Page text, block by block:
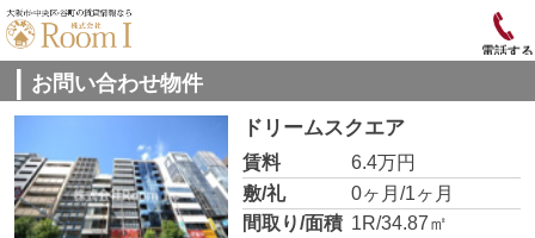
電話する
お問い合わせ物件
ドリームスクエア
賃料
6.4万円
敷/礼
0ヶ月/1ヶ月
間取り/面積 1R/34.87㎡